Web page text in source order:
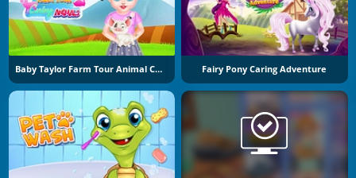
Baby Taylor Farm Tour Animal Caring Fairy Pony Caring Adventure